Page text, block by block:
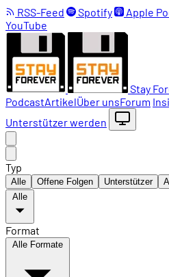
RSS-Feed Spotify Apple
YouTube
Stay
PodcastArtikelÜber unsForum
Unterstützer werden
Typ
Alle Offene Folgen Unterstützer
Alle
Format
Alle Formate